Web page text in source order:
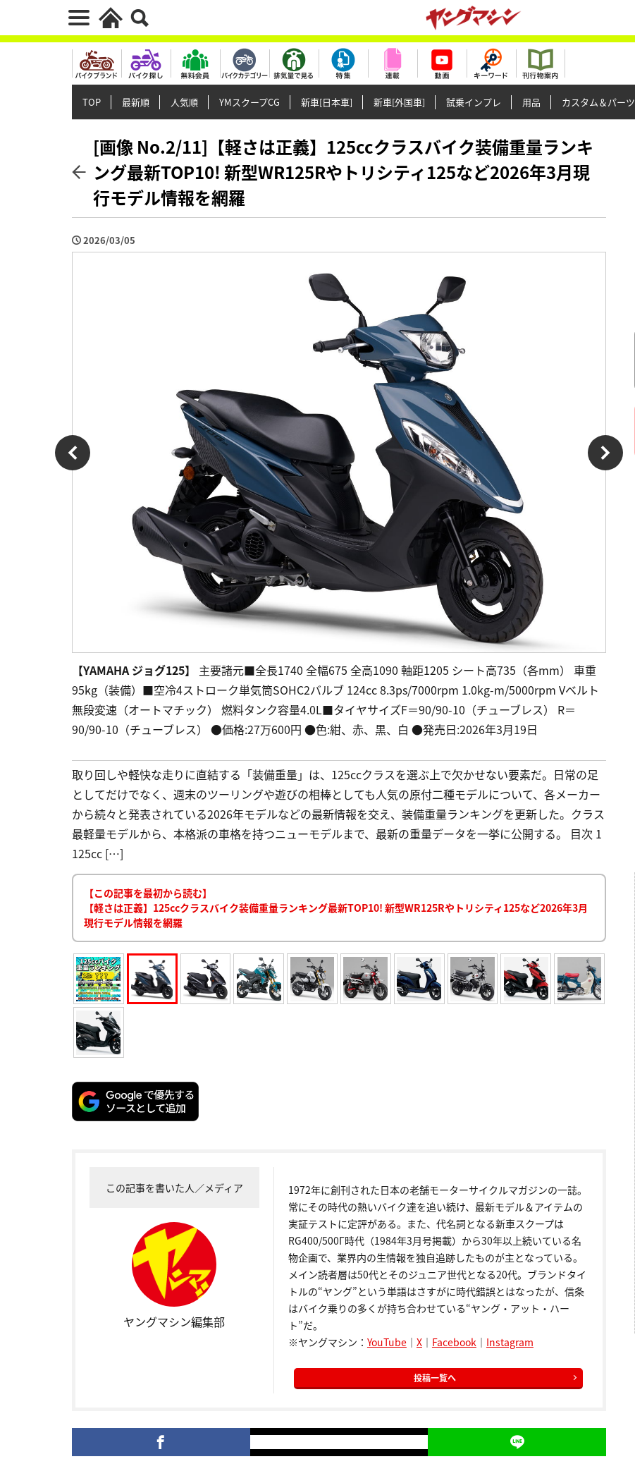
TOP 最新順 人気順 YMスクープCG 新車[日本車] 新車[外国車] 試乗インプレ 用品 カスタム＆パーツ
[画像 No.2/11]【軽さは正義】125ccクラスバイク装備重量ランキ
ング最新TOP10! 新型WR125Rやトリシティ125など2026年3月現
行モデル情報を網羅
2026/03/05
【YAMAHA ジョグ125】
主要諸元■全長1740 全幅675 全高1090 軸距1205 シート高735（各mm） 車重
95kg（装備）■空冷4ストローク単気筒SOHC2バルブ 124cc 8.3ps/7000rpm 1.0kg-m/5000rpm Vベルト
無段変速（オートマチック） 燃料タンク容量4.0L■タイヤサイズF＝90/90-10（チューブレス） R＝
90/90-10（チューブレス） ●価格:27万600円 ●色:紺、赤、黒、白 ●発売日:2026年3月19日
取り回しや軽快な走りに直結する「装備重量」は、125ccクラスを選ぶ上で欠かせない要素だ。日常の足
としてだけでなく、週末のツーリングや遊びの相棒としても人気の原付二種モデルについて、各メーカー
から続々と発表されている2026年モデルなどの最新情報を交え、装備重量ランキングを更新した。クラス
最軽量モデルから、本格派の車格を持つニューモデルまで、最新の重量データを一挙に公開する。 目次 1
125cc […]
【この記事を最初から読む】
【軽さは正義】125ccクラスバイク装備重量ランキング最新TOP10! 新型WR125Rやトリシティ125など2026年3月
現行モデル情報を網羅
この記事を書いた人／メディア
ヤングマシン編集部
1972年に創刊された日本の老舗モーターサイクルマガジンの一誌。
常にその時代の熱いバイク達を追い続け、最新モデル＆アイテムの
実証テストに定評がある。また、代名詞となる新車スクープは
RG400/500Γ時代（1984年3月号掲載）から30年以上続いている名
物企画で、業界内の生情報を独自追跡したものが主となっている。
メイン読者層は50代とそのジュニア世代となる20代。ブランドタイ
トルの“ヤング”という単語はさすがに時代錯誤とはなったが、信条
はバイク乗りの多くが持ち合わせている“ヤング・アット・ハー
ト”だ。
※ヤングマシン： YouTube｜ X｜ Facebook｜ Instagram
投稿一覧へ